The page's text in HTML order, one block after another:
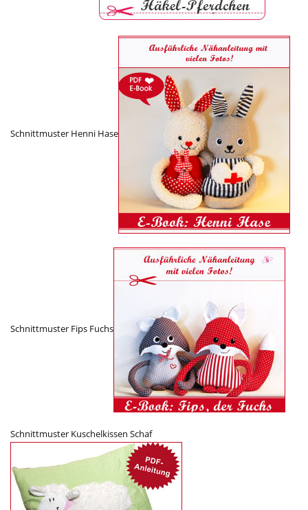
Schnittmuster Henni Hase
Schnittmuster Fips Fuchs
Schnittmuster Kuschelkissen Schaf